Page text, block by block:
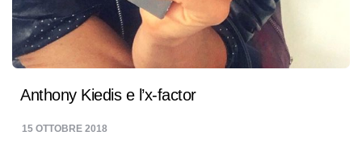
Anthony Kiedis e l’x-factor
15 OTTOBRE 2018